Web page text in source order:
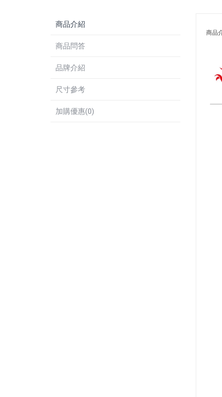
商品介紹
商品問答
品牌介紹
尺寸參考
加購優惠(0)
商品